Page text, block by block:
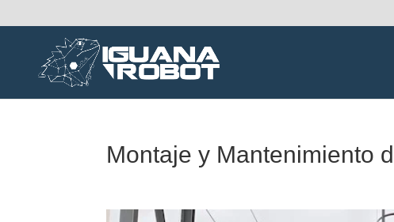
Montaje y Mantenimiento